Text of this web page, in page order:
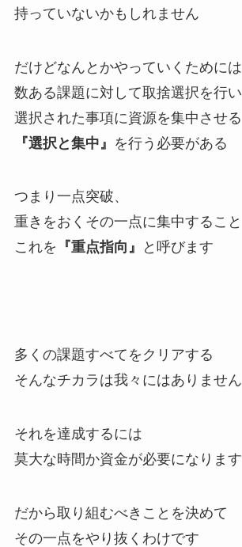
持っていないかもしれません
だけどなんとかやっていくためには
数ある課題に対して取捨選択を行い
選択された事項に資源を集中させる
『選択と集中』 を行う必要がある
つまり一点突破、
重きをおくその一点に集中すること
これを 『重点指向』 と呼びます
多くの課題すべてをクリアする
そんなチカラは我々にはありません
それを達成するには
莫大な時間か資金が必要になります
だから取り組むべきことを決めて
その一点をやり抜くわけです